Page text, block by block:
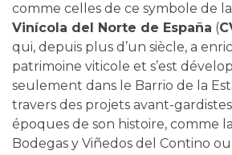
comme celles de ce symbole de la
Vinícola del Norte de España (
qui, depuis plus d’un siècle, a
patrimoine viticole et s’est
seulement dans le Barrio de la
travers des projets avant-
époques de son histoire, comme
Bodegas y Viñedos del Contino